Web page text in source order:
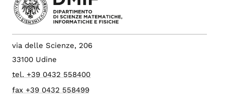
via delle Scienze, 206
33100 Udine
tel. +39 0432 558400
fax +39 0432 558499